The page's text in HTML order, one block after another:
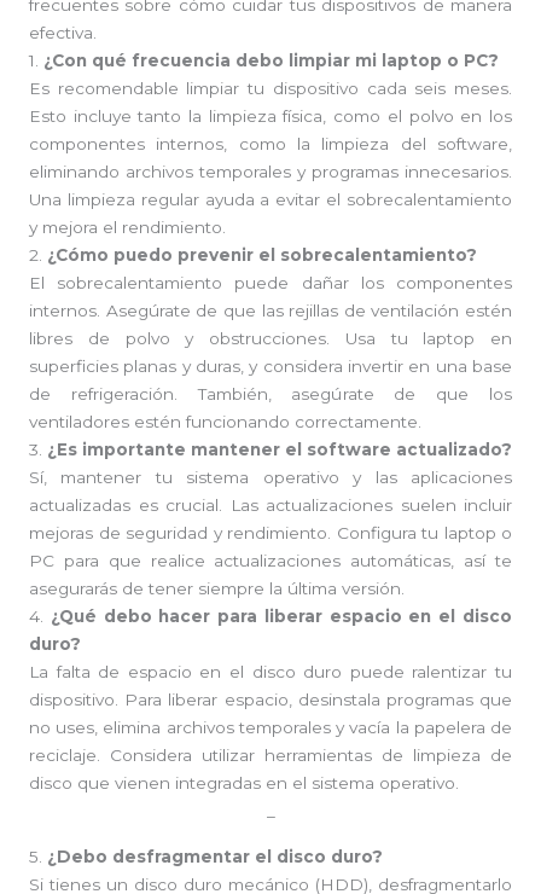
frecuentes sobre cómo cuidar tus dispositivos de manera
efectiva.
1. ¿Con qué frecuencia debo limpiar mi laptop o PC?
Es recomendable limpiar tu dispositivo cada seis meses.
Esto incluye tanto la limpieza física, como el polvo en los
componentes internos, como la limpieza del software,
eliminando archivos temporales y programas innecesarios.
Una limpieza regular ayuda a evitar el sobrecalentamiento
y mejora el rendimiento.
2. ¿Cómo puedo prevenir el sobrecalentamiento?
El sobrecalentamiento puede dañar los componentes
internos. Asegúrate de que las rejillas de ventilación estén
libres de polvo y obstrucciones. Usa tu laptop en
superficies planas y duras, y considera invertir en una base
de refrigeración. También, asegúrate de que los
ventiladores estén funcionando correctamente.
3. ¿Es importante mantener el software actualizado?
Sí, mantener tu sistema operativo y las aplicaciones
actualizadas es crucial. Las actualizaciones suelen incluir
mejoras de seguridad y rendimiento. Configura tu laptop o
PC para que realice actualizaciones automáticas, así te
asegurarás de tener siempre la última versión.
4. ¿Qué debo hacer para liberar espacio en el disco
duro?
La falta de espacio en el disco duro puede ralentizar tu
dispositivo. Para liberar espacio, desinstala programas que
no uses, elimina archivos temporales y vacía la papelera de
reciclaje. Considera utilizar herramientas de limpieza de
disco que vienen integradas en el sistema operativo.
5. ¿Debo desfragmentar el disco duro?
Si tienes un disco duro mecánico (HDD), desfragmentarlo